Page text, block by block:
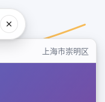
上海市崇明区